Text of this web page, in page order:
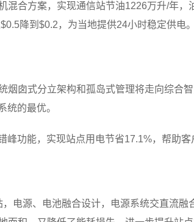
合方案，实现通信站节油1226万升/年，
降到$0.2，为当地提供24小时稳定供电。
烟囱式分立架构和孤岛式管理将走向综合
统的最优。
功能，实现站点用电节省17.1%，帮助客
电源、电池融合设计，电源系统交直流